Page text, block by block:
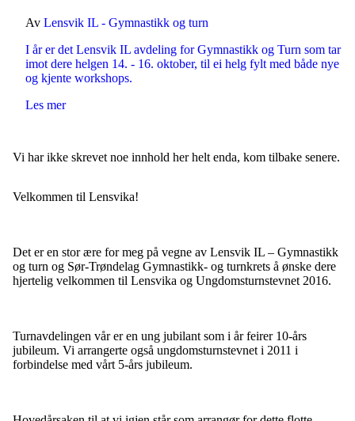
Av Lensvik IL - Gymnastikk og turn
I år er det Lensvik IL avdeling for Gymnastikk og Turn som tar
imot dere helgen 14. - 16. oktober, til ei helg fylt med både nye
og kjente workshops.
Les mer
Vi har ikke skrevet noe innhold her helt enda, kom tilbake senere.
Velkommen til Lensvika!
Det er en stor ære for meg på vegne av Lensvik IL – Gymnastikk
og turn og Sør-Trøndelag Gymnastikk- og turnkrets å ønske dere
hjertelig velkommen til Lensvika og Ungdomsturnstevnet 2016.
Turnavdelingen vår er en ung jubilant som i år feirer 10-års
jubileum. Vi arrangerte også ungdomsturnstevnet i 2011 i
forbindelse med vårt 5-års jubileum.